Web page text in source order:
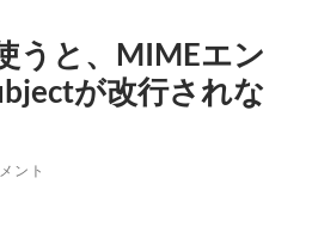
ー
ル
ド
を
うと、MIMEエン
が改行されな
ント